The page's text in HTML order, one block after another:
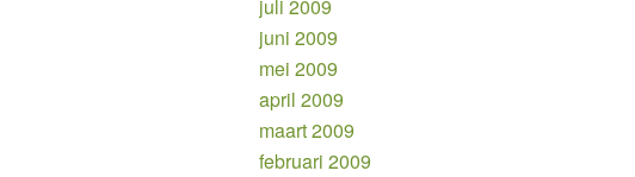
juli 2009
juni 2009
mei 2009
april 2009
maart 2009
februari 2009